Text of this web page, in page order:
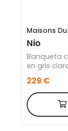
Maisons
Nio
Banqueta
en gris
229 €